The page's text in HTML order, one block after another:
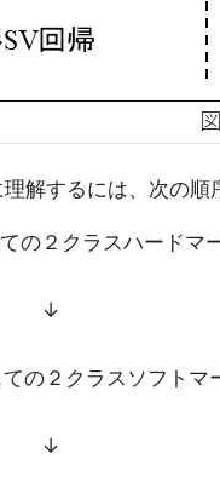
解するには、次の順
２クラスハードマ
２クラスソフトマ